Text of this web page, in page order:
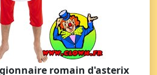
romain d'asterix